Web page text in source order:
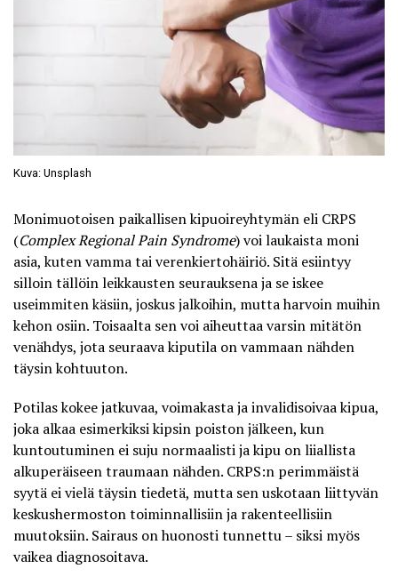
Kuva: Unsplash
Monimuotoisen paikallisen kipuoireyhtymän eli CRPS
(Complex Regional Pain Syndrome) voi laukaista moni
asia, kuten vamma tai verenkiertohäiriö. Sitä esiintyy
silloin tällöin leikkausten seurauksena ja se iskee
useimmiten käsiin, joskus jalkoihin, mutta harvoin muihin
kehon osiin. Toisaalta sen voi aiheuttaa varsin mitätön
venähdys, jota seuraava kiputila on vammaan nähden
täysin kohtuuton.
Potilas kokee jatkuvaa, voimakasta ja invalidisoivaa kipua,
joka alkaa esimerkiksi kipsin poiston jälkeen, kun
kuntoutuminen ei suju normaalisti ja kipu on liiallista
alkuperäiseen traumaan nähden. CRPS:n perimmäistä
syytä ei vielä täysin tiedetä, mutta sen uskotaan liittyvän
keskushermoston toiminnallisiin ja rakenteellisiin
muutoksiin. Sairaus on huonosti tunnettu – siksi myös
vaikea diagnosoitava.